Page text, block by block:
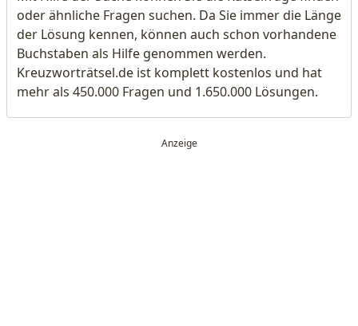
oder ähnliche Fragen suchen. Da Sie immer die Länge
der Lösung kennen, können auch schon vorhandene
Buchstaben als Hilfe genommen werden.
Kreuzworträtsel.de ist komplett kostenlos und hat
mehr als 450.000 Fragen und 1.650.000 Lösungen.